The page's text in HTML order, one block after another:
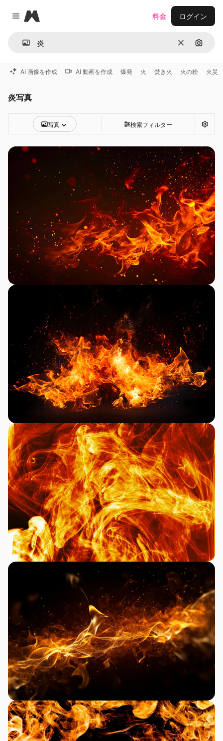
Close menu
Magnific
消去 画像で
料金 ログイン
AI 画像を作成 AI 動画を作成 爆発 火 焚き火 火の粉 火災
炎写真
写真 検索フィルター